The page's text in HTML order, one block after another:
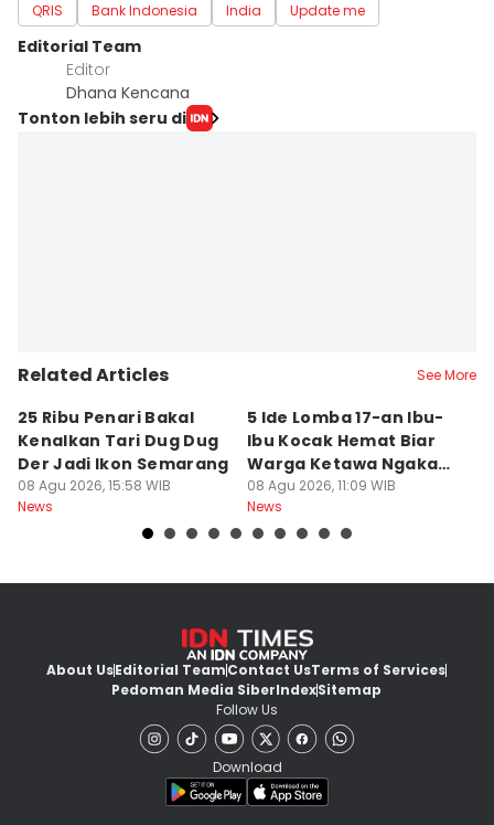
QRIS Bank Indonesia India Update me
Editorial Team
Editor
Dhana Kencana
Tonton lebih seru di
Related Articles See More
25 Ribu Penari Bakal
Kenalkan Tari Dug Dug
Der Jadi Ikon Semarang
08 Agu 2026, 15:58 WIB
News
5 Ide Lomba 17-an Ibu-
Ibu Kocak Hemat Biar
Warga Ketawa Ngakak
Pas Hari Kemerdekaan
08 Agu 2026, 11:09 WIB
News
About UsEditorial TeamContact UsTerms of Services
Pedoman Media SiberIndexSitemap
Follow Us
Download